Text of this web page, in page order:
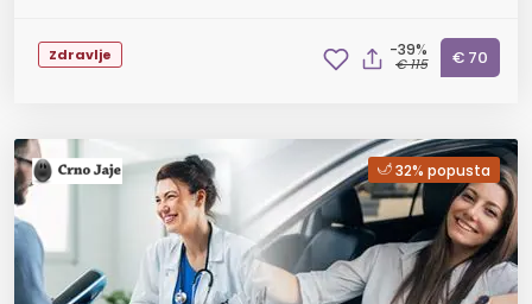
Zdravlje -39%
€ 115 € 70
32% popusta